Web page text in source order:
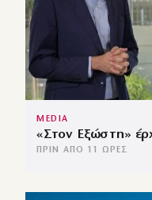
MEDIA
«Στον Εξώστη»
ΠΡΙΝ ΑΠΌ 11 ΏΡΕΣ